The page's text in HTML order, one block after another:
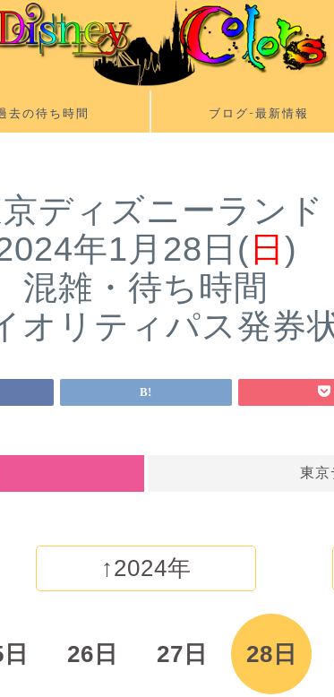
去の待ち時間 ブログ-最新情報
ディズニーランド
年1月28日( 日 )
混雑・待ち時間
オリティパス発券
東京
↑2024年
26日 27日 28日